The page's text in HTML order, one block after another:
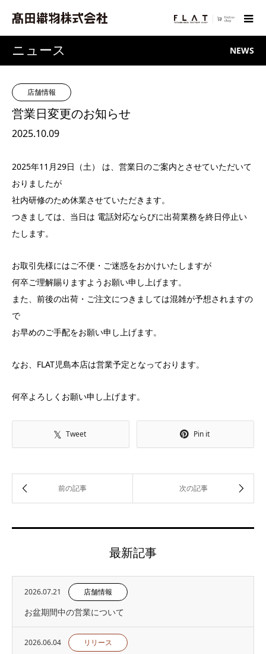
ニュース NEWS
店舗情報
営業日変更のお知らせ
2025.10.09
2025年11月29日（土）
は、営業日のご案内とさせていただいて
おりましたが
社内研修のため休業させていただきます。
つきましては、当日は 電話対応ならびに出荷業務を終日停止い
たします。
お取引先様にはご不便・ご迷惑をおかけいたしますが
何卒ご理解賜りますようお願い申し上げます。
また、前後の出荷・ご注文につきましては混雑が予想されますの
で
お早めのご手配をお願い申し上げます。
なお、 FLAT児島本店は営業予定となっております。
何卒よろしくお願い申し上げます。
Tweet Pin it
最新記事
2026.07.21 店舗情報
お盆期間中の営業について
2026.06.04 リリース